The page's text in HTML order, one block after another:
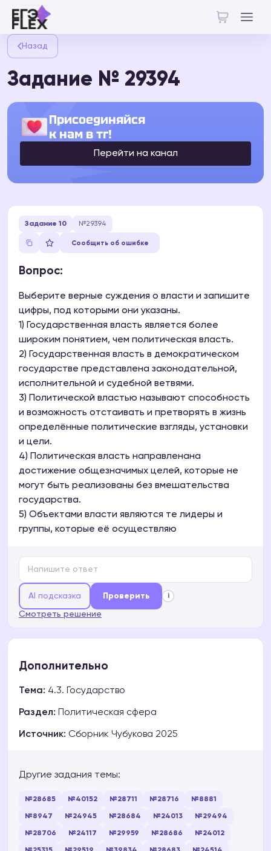
Назад
Задание № 29394
Присоединяйся
к нам в тг!
Перейти на канал
Задание 10 №29394
Сообщить об ошибке
Вопрос:
Выберите верные суждения о власти и запишите
цифры, под которыми они указаны.
1) Государственная власть является более
широким понятием, чем политическая власть.
2) Государственная власть в демократическом
государстве представлена законодательной,
исполнительной и судебной ветвями.
3) Политической властью называют способность
и возможность отстаивать и претворять в жизнь
определённые политические взгляды, установки
и цели.
4) Политическая власть направленана
достижение общезначимых целей, которые не
могут быть реализованы без вмешательства
государства.
5) Объектами власти являются те лидеры и
группы, которые её осуществляю
AI подсказка Проверить i
Смотреть решение
Дополнительно
Тема: 4.3. Государство
Раздел: Политическая сфера
Источник: Сборник Чубукова 2025
Другие задания темы:
№28685 №40152 №28711 №28716 №8881
№8947 №24945 №28684 №24013 №29494
№28706 №24117 №29959 №28686 №24012